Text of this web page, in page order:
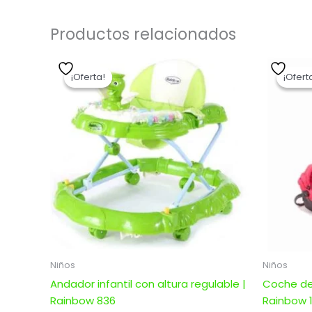
Productos relacionados
¡Oferta!
¡Oferta!
Niños
Andador infantil con altura regulable |
Rainbow 836
precio
original
era:
$ 5.176,00.
precio
actual
$ 4.140,80.
Niños
Coche
Rainbow